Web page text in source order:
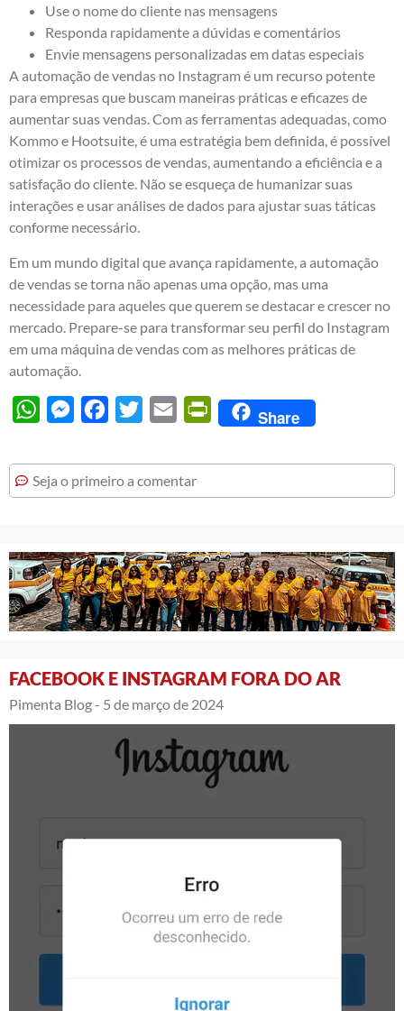
Use o nome do cliente nas mensagens
Responda rapidamente a dúvidas e comentários
Envie mensagens personalizadas em datas especiais
A automação de vendas no Instagram é um recurso potente
para empresas que buscam maneiras práticas e eficazes de
aumentar suas vendas. Com as ferramentas adequadas, como
Kommo e Hootsuite, é uma estratégia bem definida, é possível
otimizar os processos de vendas, aumentando a eficiência e a
satisfação do cliente. Não se esqueça de humanizar suas
interações e usar análises de dados para ajustar suas táticas
conforme necessário.
Em um mundo digital que avança rapidamente, a automação
de vendas se torna não apenas uma opção, mas uma
necessidade para aqueles que querem se destacar e crescer no
mercado. Prepare-se para transformar seu perfil do Instagram
em uma máquina de vendas com as melhores práticas de
automação.
WhatsAppMessengerFacebook
Twitter Email PrintFriendly
Share
Seja o primeiro a comentar
FACEBOOK E INSTAGRAM FORA DO AR
Pimenta Blog - 5 de março de 2024